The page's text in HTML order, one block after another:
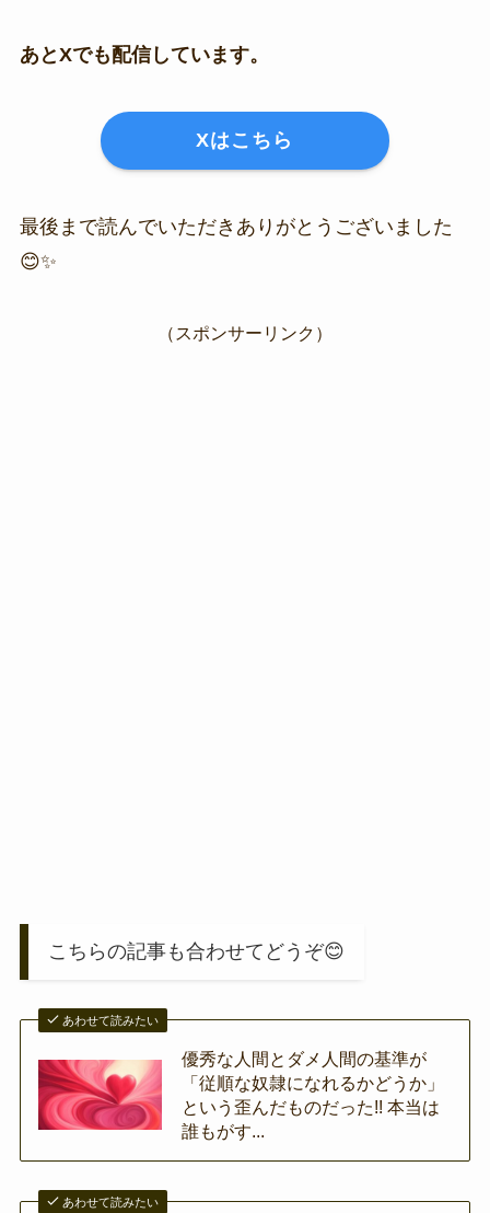
あとXでも配信しています。
Xはこちら
最後まで読んでいただきありがとうございました
😊✨
（スポンサーリンク）
こちらの記事も合わせてどうぞ😊
あわせて読みたい
優秀な人間とダメ人間の基準が
「従順な奴隷になれるかどうか」
という歪んだものだった!! 本当は
誰もがす...
あわせて読みたい